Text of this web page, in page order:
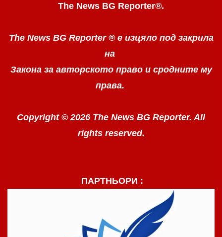
The News BG Reporter®.
The News BG Reporter ® е изцяло под закрила
на
Закона за авторското право и сродните му
права.
Copyright © 2026 The News BG Reporter. All
rights reserved.
ПАРТНЬОРИ :